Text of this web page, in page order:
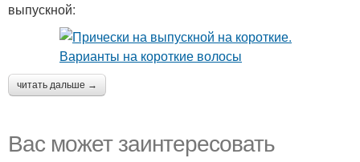
выпускной:
читать дальше →
Вас может заинтересовать